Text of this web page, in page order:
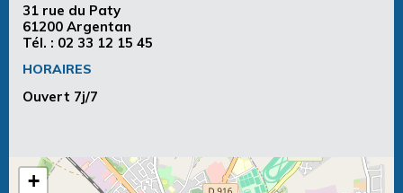
31 rue du Paty
61200 Argentan
Tél. : 02 33 12 15 45
HORAIRES
Ouvert 7j/7
+